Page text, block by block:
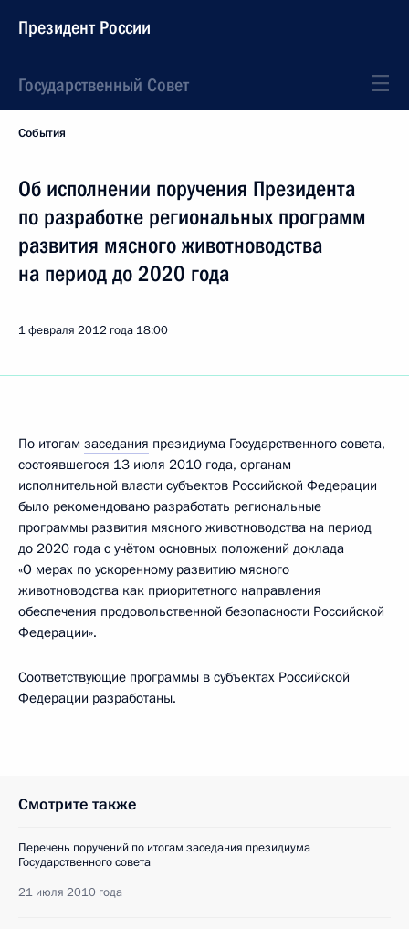
Президент России
Государственный Совет
События
Об исполнении поручения Президента
по разработке региональных программ
развития мясного животноводства
на период до 2020 года
1 февраля 2012 года 18:00
По итогам заседания президиума Государственного совета,
состоявшегося 13 июля 2010 года, органам
исполнительной власти субъектов Российской Федерации
было рекомендовано разработать региональные
программы развития мясного животноводства на период
до 2020 года с учётом основных положений доклада
«О мерах по ускоренному развитию мясного
животноводства как приоритетного направления
обеспечения продовольственной безопасности Российской
Федерации».
Соответствующие программы в субъектах Российской
Федерации разработаны.
Смотрите также
Перечень поручений по итогам заседания президиума
Государственного совета
21 июля 2010 года